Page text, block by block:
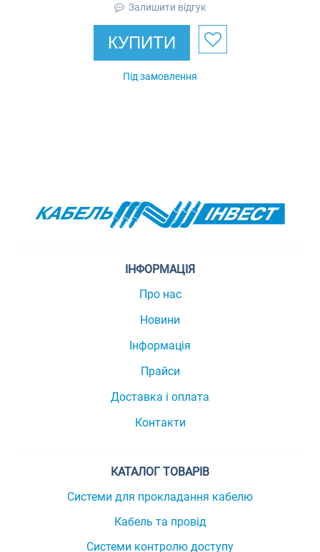
Залишити відгук
КУПИТИ
Під замовлення
ІНФОРМАЦІЯ
Про нас
Новини
Інформація
Прайси
Доставка і оплата
Контакти
КАТАЛОГ ТОВАРІВ
Системи для прокладання кабелю
Кабель та провід
Системи контролю доступу